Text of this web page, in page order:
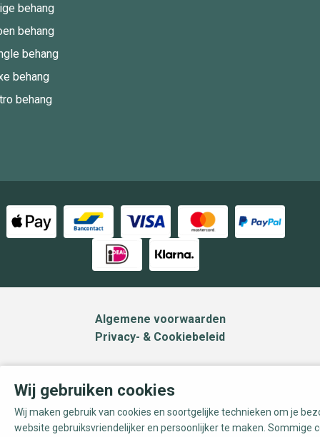
behang
behang
behang
behang
behang
Algemene voorwaarden
Privacy- & Cookiebeleid
Wij gebruiken cookies
Wij maken gebruik van cookies en soortgelijke technieken om je
website gebruiksvriendelijker en persoonlijker te maken. Sommige